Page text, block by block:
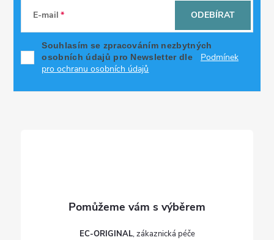
E-mail
Souhlasím se zpracováním nezbytných
osobních údajů pro Newsletter dle
Podmínek
pro ochranu osobních údajů
ODEBÍRAT
EC-ORIGINAL